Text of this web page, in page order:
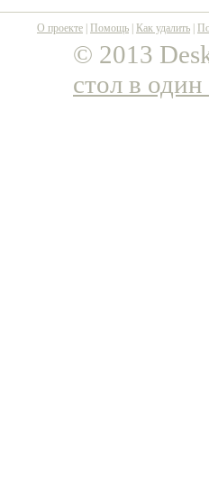
О проекте Помощь Как удалить
© 2013
стол в